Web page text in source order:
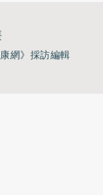
康網》採訪編輯